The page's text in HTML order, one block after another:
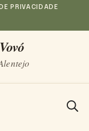
PRIVACIDADE